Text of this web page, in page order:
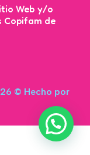
Web y/o
Copifam de
© Hecho por